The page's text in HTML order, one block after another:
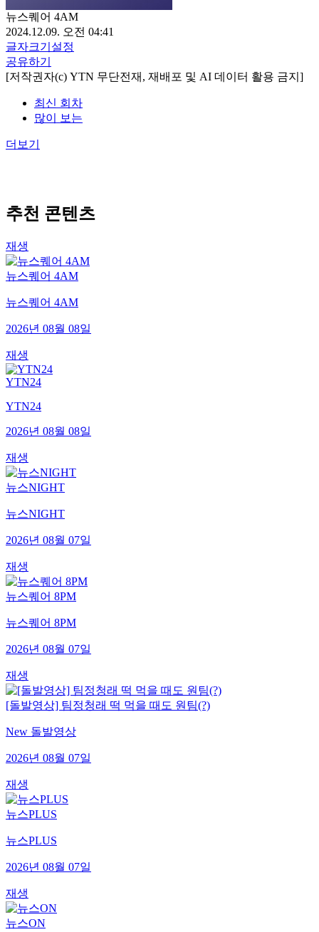
뉴스퀘어 4AM
2024.12.09. 오전 04:41
글자크기설정
공유하기
[저작권자(c) YTN 무단전재, 재배포 및 AI 데이터 활용 금지]
최신 회차
많이 보는
더보기
추천 콘텐츠
재생
뉴스퀘어 4AM
뉴스퀘어 4AM
2026년 08월 08일
재생
YTN24
YTN24
2026년 08월 08일
재생
뉴스NIGHT
뉴스NIGHT
2026년 08월 07일
재생
뉴스퀘어 8PM
뉴스퀘어 8PM
2026년 08월 07일
재생
[돌발영상] 팀정청래 떡 먹을 때도 원팀(?)
New 돌발영상
2026년 08월 07일
재생
뉴스PLUS
뉴스PLUS
2026년 08월 07일
재생
뉴스ON